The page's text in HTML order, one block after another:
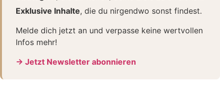
Exklusive Inhalte, die du nirgendwo sonst findest.
Melde dich jetzt an und verpasse keine wertvollen
Infos mehr!
→ Jetzt Newsletter abonnieren